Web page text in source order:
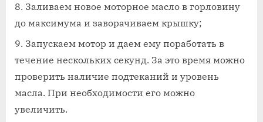
Заливаем новое моторное масло в горловину
до максимума и заворачиваем крышку;
Запускаем мотор и даем ему поработать в
течение нескольких секунд. За это время можно
проверить наличие подтеканий и уровень
масла. При необходимости его можно
увеличить.